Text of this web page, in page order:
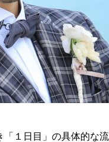
「１日目」の具体的な流